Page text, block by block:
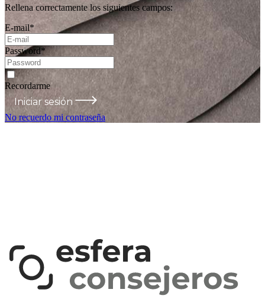
Rellena correctamente los siguientes campos:
E-mail*
Password*
Recordarme
Iniciar sesión
No recuerdo mi contraseña